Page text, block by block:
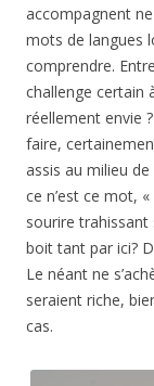
accompagnent
mots de langues
comprendre.
challenge certain
réellement envie
faire,
assis au milieu
ce n’est ce mot,
sourire trahissant
boit tant par ici?
Le néant ne
seraient riche,
cas.